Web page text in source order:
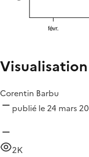
Corentin Barbu
publié le 24 mars
2K